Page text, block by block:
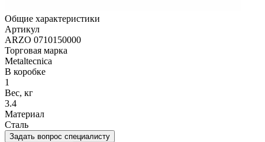
Общие характеристики
Артикул
ARZO 0710150000
Торговая марка
Metaltecnica
В коробке
1
Вес, кг
3.4
Материал
Cталь
Задать вопрос специалисту